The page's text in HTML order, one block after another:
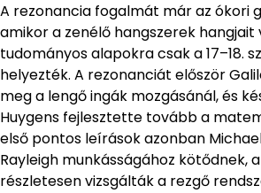
A rezonancia fogalmát már az ókori
amikor a zenélő hangszerek hangjait
tudományos alapokra csak a 17–18.
helyezték. A rezonanciát először
meg a lengő ingák mozgásánál, és
Huygens fejlesztette tovább a
első pontos leírások azonban
Rayleigh munkásságához kötődnek,
részletesen vizsgálták a rezgő